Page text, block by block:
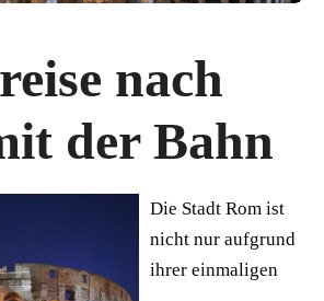
nach
der Bahn
Die Stadt Rom ist
nicht nur aufgrund
ihrer einmaligen